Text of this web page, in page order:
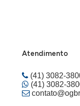
Atendimento
(41) 3082-
(41) 3082-